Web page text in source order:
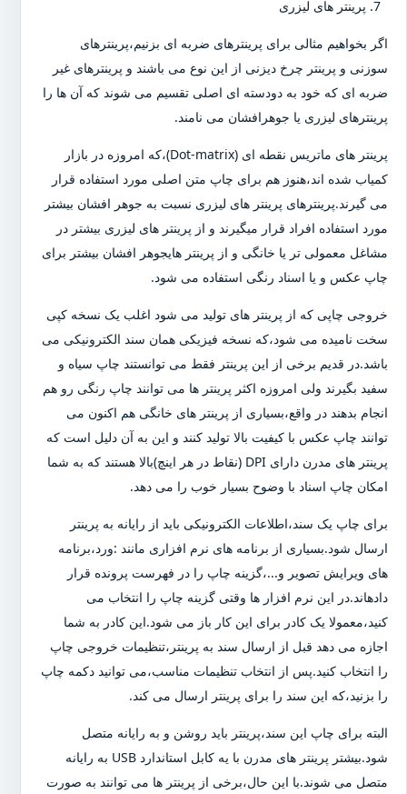
پرینتر های لیزری
اگر بخواهیم مثالی برای پرینترهای ضربه ای بزنیم،پرینترهای
سوزنی و پرینتر چرخ دیزنی از این نوع می باشند و پرینترهای غیر
ضربه ای که خود به دودسته ای اصلی تقسیم می شوند که آن ها را
پرینترهای لیزری یا جوهرافشان می نامند.
پرینتر های ماتریس نقطه ای (Dot-matrix)،که امروزه در بازار
کمیاب شده اند،هنوز هم برای چاپ متن اصلی مورد استفاده قرار
می گیرند.پرینترهای پرینتر های لیزری نسبت به جوهر افشان بیشتر
مورد استفاده افراد قرار میگیرند و از پرینتر های لیزری بیشتر در
مشاغل معمولی تر یا خانگی و از پرینتر هایجوهر افشان بیشتر برای
چاپ عکس و یا اسناد رنگی استفاده می شود.
خروجی چاپی که از پرینتر های تولید می شود اغلب یک نسخه کپی
سخت نامیده می شود،که نسخه فیزیکی همان سند الکترونیکی می
باشد.در قدیم برخی از این پرینتر فقط می توانستند چاپ سیاه و
سفید بگیرند ولی امروزه اکثر پرینتر ها می توانند چاپ رنگی رو هم
انجام بدهند در واقع،بسیاری از پرینتر های خانگی هم اکنون می
توانند چاپ عکس با کیفیت بالا تولید کنند و این به آن دلیل است که
پرینتر های مدرن دارای DPI (نقاط در هر اینچ)بالا هستند که به شما
امکان چاپ اسناد با وضوح بسیار خوب را می دهد.
برای چاپ یک سند،اطلاعات الکترونیکی باید از رایانه به پرینتر
ارسال شود.بسیاری از برنامه های نرم افزاری مانند :ورد،برنامه
های ویرایش تصویر و...،گزینه چاپ را در فهرست پرونده قرار
دادهاند.در این نرم افزار ها وقتی گزینه چاپ را انتخاب می
کنید،معمولا یک کادر برای این کار باز می شود.این کادر به شما
اجازه می دهد قبل از ارسال سند به پرینتر،تنظیمات خروجی چاپ
را انتخاب کنید.پس از انتخاب تنظیمات مناسب،می توانید دکمه چاپ
را بزنید،که این سند را برای پرینتر ارسال می کند.
البته برای چاپ این سند،پرینتر باید روشن و به رایانه متصل
شود.بیشتر پرینتر های مدرن با یه کابل استاندارد USB به رایانه
متصل می شوند.با این حال،برخی از پرینتر ها می توانند به صورت